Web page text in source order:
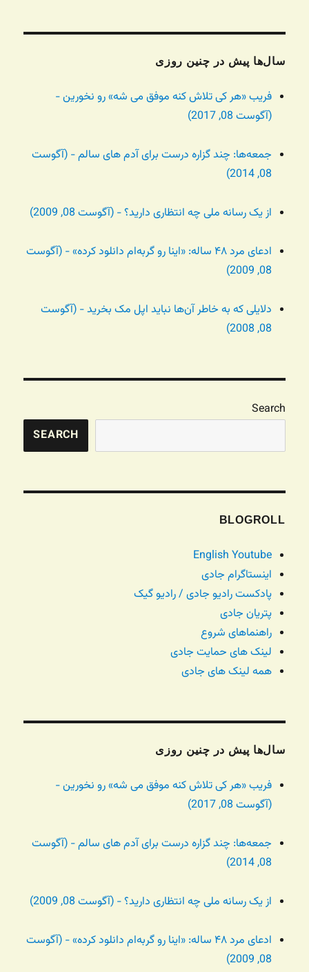
سال‌ها پیش در چنین روزی
فریب «هر کی تلاش کنه موفق می شه» رو نخورین -
(آگوست 08, 2017)
جمعه‌ها: چند گزاره درست برای آدم های سالم - (آگوست
08, 2014)
از یک رسانه ملی چه انتظاری دارید؟ - (آگوست 08, 2009)
ادعای مرد ۴۸ ساله: «اینا رو گربه‌ام دانلود کرده» - (آگوست
08, 2009)
دلایلی که به خاطر آن‌ها نباید اپل مک بخرید - (آگوست
08, 2008)
Search
SEARCH
BLOGROLL
English Youtube
اینستاگرام جادی
پادکست رادیو جادی / رادیو گیک
پتریان جادی
راهنماهای شروع
لینک های حمایت جادی
همه لینک های جادی
سال‌ها پیش در چنین روزی
فریب «هر کی تلاش کنه موفق می شه» رو نخورین -
(آگوست 08, 2017)
جمعه‌ها: چند گزاره درست برای آدم های سالم - (آگوست
08, 2014)
از یک رسانه ملی چه انتظاری دارید؟ - (آگوست 08, 2009)
ادعای مرد ۴۸ ساله: «اینا رو گربه‌ام دانلود کرده» - (آگوست
08, 2009)